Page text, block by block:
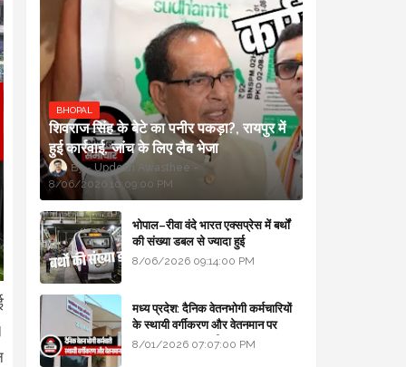
BHOPAL
शिवराज सिंह के बेटे का पनीर पकड़ा?, रायपुर में
हुई कार्रवाई, जांच के लिए लैब भेजा
Updesh Awasthee
8/06/2026 10:09:00 PM
भोपाल–रीवा वंदे भारत एक्सप्रेस में बर्थों
की संख्या डबल से ज्यादा हुई
8/06/2026 09:14:00 PM
मध्य प्रदेश: दैनिक वेतनभोगी कर्मचारियों
के स्थायी वर्गीकरण और वेतनमान पर
सरकार का बड़ा स्पष्टीकरण
8/01/2026 07:07:00 PM